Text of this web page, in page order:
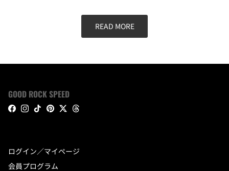
READ MORE
GOOD ROCK SPEED
Facebook
Instagram
TikTokPinterest
TwitterThreads
ログイン／マイページ
会員プログラム